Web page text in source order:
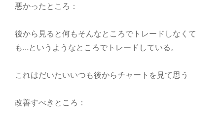
悪かったところ：
後から見ると何もそんなところでトレードしなくて
も…というようなところでトレードしている。
これはだいたいいつも後からチャートを見て思う
改善すべきところ：